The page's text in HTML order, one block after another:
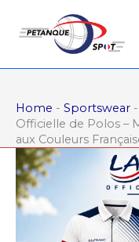
Home - Sportswear -
Officielle de Polos –
aux Couleurs